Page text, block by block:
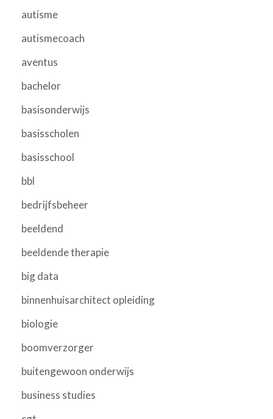
autisme
autismecoach
aventus
bachelor
basisonderwijs
basisscholen
basisschool
bbl
bedrijfsbeheer
beeldend
beeldende therapie
big data
binnenhuisarchitect opleiding
biologie
boomverzorger
buitengewoon onderwijs
business studies